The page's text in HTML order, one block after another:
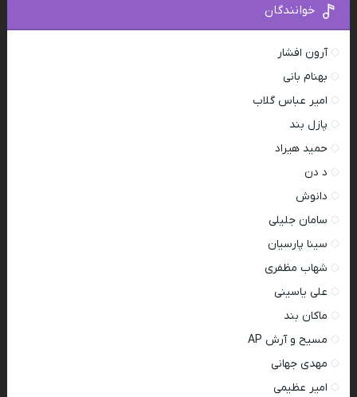
خوانندگان
آرون افشار
بهنام بانی
امیر عباس گلاب
پازل بند
حمید هیراد
د دن
دانوش
سامان جلیلی
سینا پارسیان
شهاب مظفری
علی یاسینی
ماکان بند
مسیح و آرش AP
مهدی جهانی
امیر عظیمی